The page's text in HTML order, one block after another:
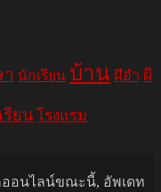
นักเรียน บ้าน ผีอำ ผี
รียน โรงแรม
ออนไลน์ขณะนี้, อัพเดท